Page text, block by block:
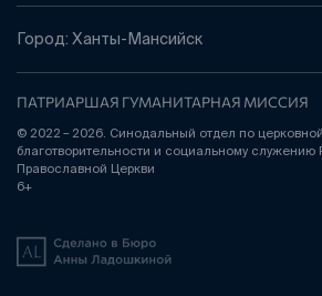
Город: Ханты-Мансийск
ПАТРИАРШАЯ ГУМАНИТАРНАЯ МИССИЯ
© 2022 – 2026. Синодальный отдел по церковной
благотворительности и социальному служению
Православной Церкви
6+